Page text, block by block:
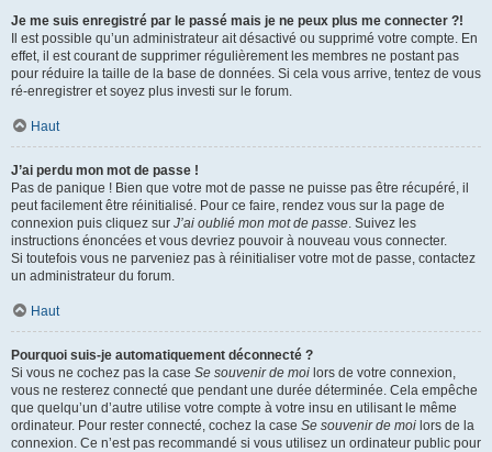
Je me suis enregistré par le passé mais je ne peux plus me connecter ?!
Il est possible qu’un administrateur ait désactivé ou supprimé votre compte. En
effet, il est courant de supprimer régulièrement les membres ne postant pas
pour réduire la taille de la base de données. Si cela vous arrive, tentez de vous
ré-enregistrer et soyez plus investi sur le forum.
Haut
J’ai perdu mon mot de passe !
Pas de panique ! Bien que votre mot de passe ne puisse pas être récupéré, il
peut facilement être réinitialisé. Pour ce faire, rendez vous sur la page de
connexion puis cliquez sur J’ai oublié mon mot de passe. Suivez les
instructions énoncées et vous devriez pouvoir à nouveau vous connecter.
Si toutefois vous ne parveniez pas à réinitialiser votre mot de passe, contactez
un administrateur du forum.
Haut
Pourquoi suis-je automatiquement déconnecté ?
Si vous ne cochez pas la case Se souvenir de moi lors de votre connexion,
vous ne resterez connecté que pendant une durée déterminée. Cela empêche
que quelqu’un d’autre utilise votre compte à votre insu en utilisant le même
ordinateur. Pour rester connecté, cochez la case Se souvenir de moi lors de la
connexion. Ce n’est pas recommandé si vous utilisez un ordinateur public pour